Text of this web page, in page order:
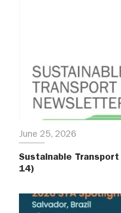
June 25, 2026
Sustainable
14)